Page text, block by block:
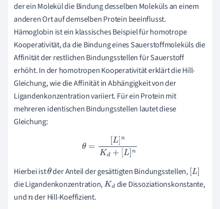
der ein Molekül die Bindung desselben Moleküls an einem
anderen Ort auf demselben Protein beeinflusst.
Hämoglobin ist ein klassisches Beispiel für homotrope
Kooperativität, da die Bindung eines Sauerstoffmoleküls die
Affinität der restlichen Bindungsstellen für Sauerstoff
erhöht. In der homotropen Kooperativität erklärt die Hill-
Gleichung, wie die Affinität in Abhängigkeit von der
Ligandenkonzentration variiert. Für ein Protein mit
mehreren identischen Bindungsstellen lautet diese
Gleichung:
θ=[ Kd+[L
Hierbei istθder Anteil der gesättigten Bindungsstellen, [L]
die Ligandenkonzentration,Kd die Dissoziationskonstante,
undnder Hill-Koeffizient.